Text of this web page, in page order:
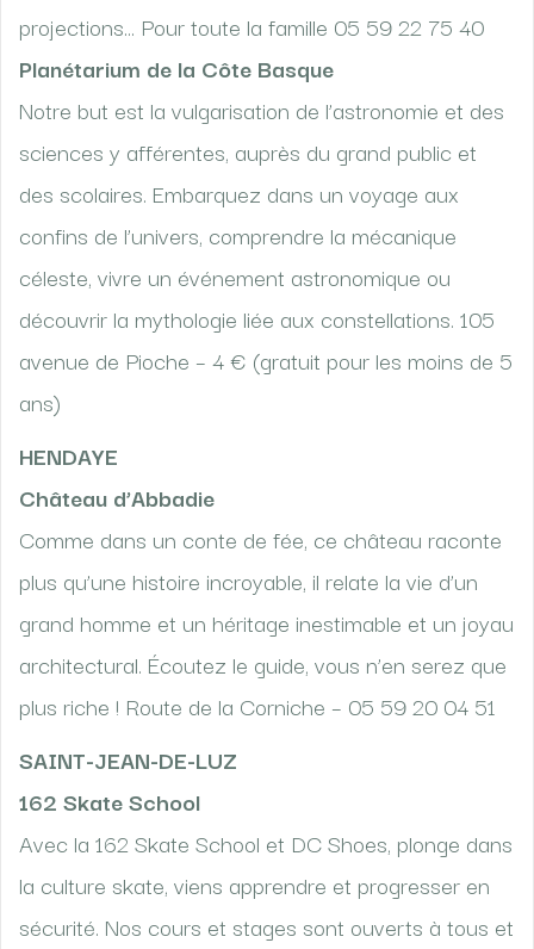
projections… Pour toute la famille 05 59 22 75 40
Planétarium de la Côte Basque
Notre but est la vulgarisation de l’astronomie et des
sciences y afférentes, auprès du grand public et
des scolaires. Embarquez dans un voyage aux
confins de l’univers, comprendre la mécanique
céleste, vivre un événement astronomique ou
découvrir la mythologie liée aux constellations. 105
avenue de Pioche – 4 € (gratuit pour les moins de 5
ans)
HENDAYE
Château d’Abbadie
Comme dans un conte de fée, ce château raconte
plus qu’une histoire incroyable, il relate la vie d’un
grand homme et un héritage inestimable et un joyau
architectural. Écoutez le guide, vous n’en serez que
plus riche ! Route de la Corniche – 05 59 20 04 51
SAINT-JEAN-DE-LUZ
162 Skate School
Avec la 162 Skate School et DC Shoes, plonge dans
la culture skate, viens apprendre et progresser en
sécurité. Nos cours et stages sont ouverts à tous et